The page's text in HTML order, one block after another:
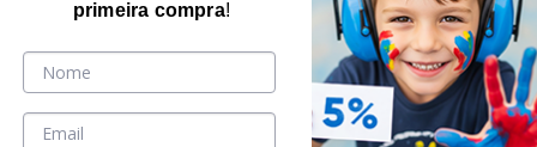
Nenhum produto foi encontrado para a sua seleção.
primeira compra!